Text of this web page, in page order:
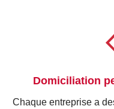
et prendre des
Domiciliation
Chaque entreprise a